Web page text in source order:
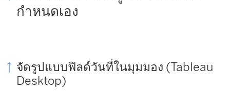
กำหนดเอง
จัดรูปแบบฟิลด์วันที่ในมุมมอง (Tableau
Desktop)